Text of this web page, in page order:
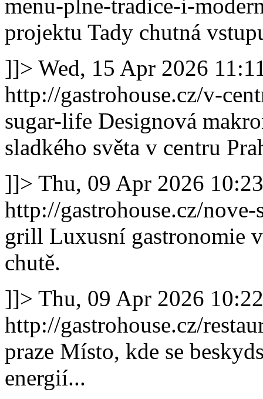
menu-plne-tradice-i-
projektu Tady chutná
]]> Wed, 15 Apr 2026
http://gastrohouse.cz/v-
sugar-life Designová
sladkého světa v centru
]]> Thu, 09 Apr 2026
http://gastrohouse.cz/
grill Luxusní gastronomie
chutě.
]]> Thu, 09 Apr 2026
http://gastrohouse.cz/
praze Místo, kde se
energií...